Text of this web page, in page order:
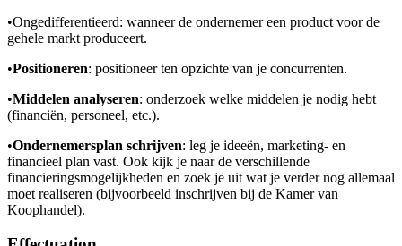
•Ongedifferentieerd: wanneer de ondernemer een product voor de
gehele markt produceert.
•Positioneren: positioneer ten opzichte van je concurrenten.
•Middelen analyseren: onderzoek welke middelen je nodig hebt
(financiën, personeel, etc.).
•Ondernemersplan schrijven: leg je ideeën, marketing- en
financieel plan vast. Ook kijk je naar de verschillende
financieringsmogelijkheden en zoek je uit wat je verder nog allemaal
moet realiseren (bijvoorbeeld inschrijven bij de Kamer van
Koophandel).